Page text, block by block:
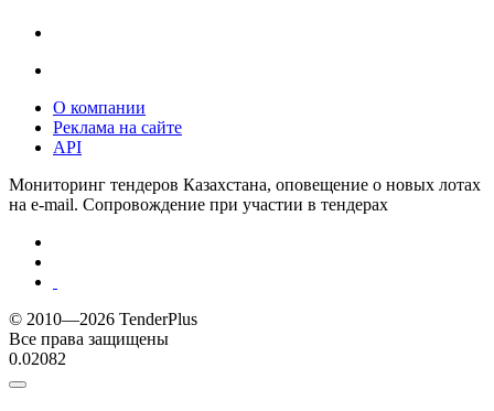
О компании
Реклама на сайте
API
Мониторинг тендеров Казахстана, оповещение о новых лотах
на e-mail. Сопровождение при участии в тендерах
© 2010—2026 TenderPlus
Все права защищены
0.02082